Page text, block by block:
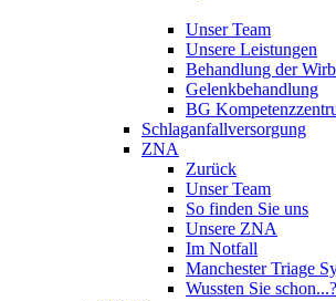
Unser Team
Unsere Leistungen
Behandlung der
Gelenkbehandlung
BG
Schlaganfallversorgung
ZNA
Zurück
Unser Team
So finden Sie uns
Unsere ZNA
Im Notfall
Manchester Triage
Wussten Sie schon...?